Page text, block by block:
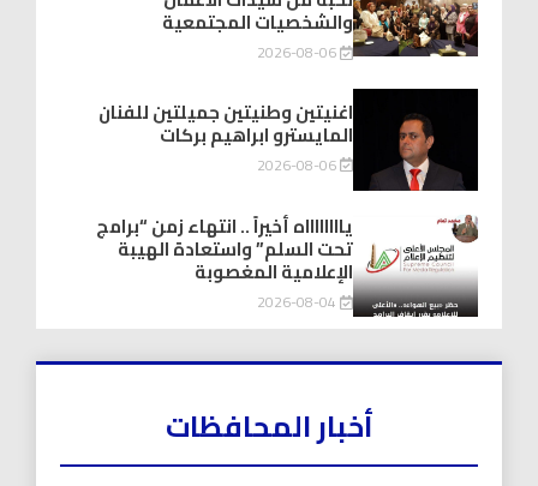
والشخصيات المجتمعية
2026-08-06
اغنيتين وطنيتين جميلتين للفنان
المايسترو ابراهيم بركات
2026-08-06
يااااااااه أخيراً .. انتهاء زمن “برامج
تحت السلم” واستعادة الهيبة
الإعلامية المغصوبة
2026-08-04
أخبار المحافظات